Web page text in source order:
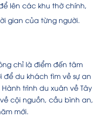
lên các khu thờ chính,
gian của từng người.
chỉ là điểm đến tâm
để du khách tìm về sự an
trình du xuân về Tây
cội nguồn, cầu bình an,
mới.